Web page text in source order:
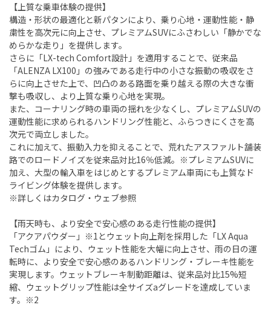
【上質な乗車体験の提供】
構造・形状の最適化と新パタンにより、乗り心地・運動性能・静
粛性を高次元に向上させ、プレミアムSUVにふさわしい「静かでな
めらかな走り」を提供します。
さらに「LX-tech Comfort設計」を適用することで、従来品
「ALENZA LX100」の強みである走行中の小さな振動の吸収をさ
らに向上させた上で、凹凸のある路面を乗り越える際の大きな衝
撃も吸収し、より上質な乗り心地を実現。
また、コーナリング時の車両の揺れを少なくし、プレミアムSUVの
運動性能に求められるハンドリング性能と、ふらつきにくさを高
次元で両立しました。
これに加えて、振動入力を抑えることで、荒れたアスファルト舗装
路でのロードノイズを従来品対比16％低減。※プレミアムSUVに
加え、大型の輸入車をはじめとするプレミアム車両にも上質なド
ライビング体験を提供します。
※詳しくはカタログ・ウェブ参照
【雨天時も、より安全で安心感のある走行性能の提供】
「アクアパウダー」※1とウェット向上剤を採用した「LX Aqua
Techゴム」により、ウェット性能を大幅に向上させ、雨の日の運
転時に、より安全で安心感のあるハンドリング・ブレーキ性能を
実現します。ウェットブレーキ制動距離は、従来品対比15%短
縮、ウェットグリップ性能は全サイズaグレードを達成していま
す。※2